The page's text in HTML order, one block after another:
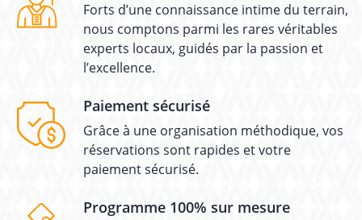
Forts d’une connaissance intime du terrain,
nous comptons parmi les rares véritables
experts locaux, guidés par la passion et
l’excellence.
Paiement sécurisé
Grâce à une organisation méthodique, vos
réservations sont rapides et votre
paiement sécurisé.
Programme 100% sur mesure